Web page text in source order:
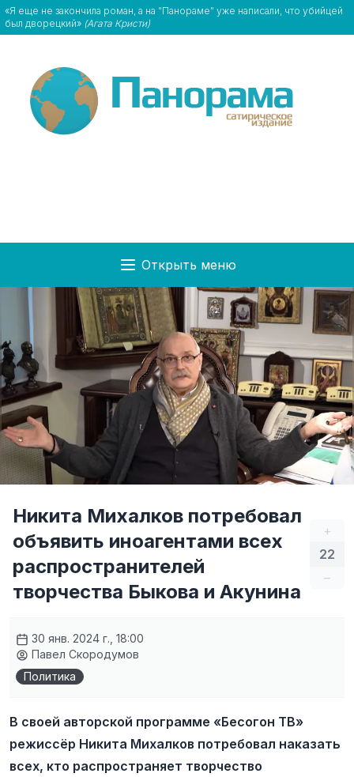
«Я еще не закончила роман, а на "Панораме" уже написали, что убийцей
был дворецкий» (Агата Кристи)
Открыть меню
+
22
–
Никита Михалков потребовал
объявить иноагентами всех
распространителей
творчества Быкова и Акунина
30 янв. 2024 г., 18:00
Павел Скородумов
Политика
В своей авторской программе «Бесогон ТВ»
режиссёр Никита Михалков потребовал наказать
всех, кто распространяет творчество